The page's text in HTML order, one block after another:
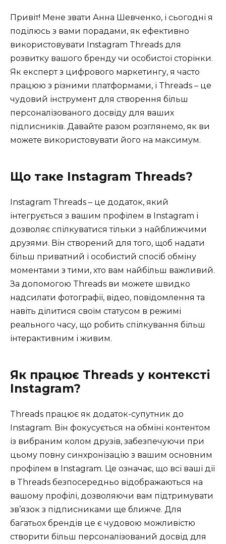
Привіт! Мене звати Анна Шевченко, і сьогодні я
поділюсь з вами порадами, як ефективно
використовувати Instagram Threads для
розвитку вашого бренду чи особистої сторінки.
Як експерт з цифрового маркетингу, я часто
працюю з різними платформами, і Threads – це
чудовий інструмент для створення більш
персоналізованого досвіду для ваших
підписників. Давайте разом розглянемо, як ви
можете використовувати його на максимум.
Що таке Instagram Threads?
Instagram Threads – це додаток, який
інтегрується з вашим профілем в Instagram і
дозволяє спілкуватися тільки з найближчими
друзями. Він створений для того, щоб надати
більш приватний і особистий спосіб обміну
моментами з тими, хто вам найбільш важливий.
За допомогою Threads ви можете швидко
надсилати фотографії, відео, повідомлення та
навіть ділитися своїм статусом в режимі
реального часу, що робить спілкування більш
інтерактивним і живим.
Як працює Threads у контексті
Instagram?
Threads працює як додаток-супутник до
Instagram. Він фокусується на обміні контентом
із вибраним колом друзів, забезпечуючи при
цьому повну синхронізацію з вашим основним
профілем в Instagram. Це означає, що всі ваші дії
в Threads безпосередньо відображаються на
вашому профілі, дозволяючи вам підтримувати
зв’язок з підписниками ще ближче. Для
багатьох брендів це є чудовою можливістю
створити більш персоналізований досвід для